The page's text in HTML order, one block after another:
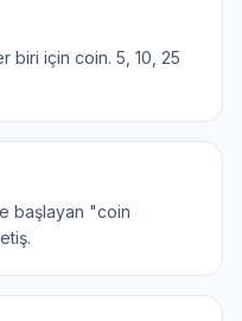
biri için coin. 5, 10, 25
başlayan "coin